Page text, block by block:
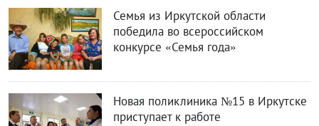
Семья из Иркутской области
победила во всероссийском
конкурсе «Семья года»
Новая поликлиника №15 в Иркутске
приступает к работе